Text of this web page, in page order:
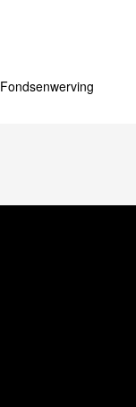
Fondsenwerving